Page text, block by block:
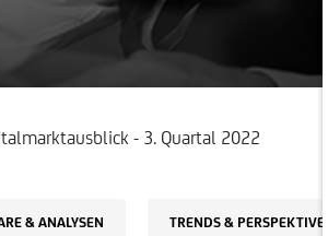
Report service Income statement
- 3. Quartal 2022
& ANALYSEN TRENDS & PERSPEKTIVEN